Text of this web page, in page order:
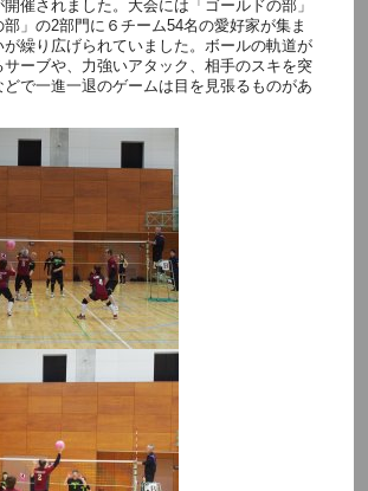
催されました。大会には「ゴールドの部」
」の2部門に６チーム54名の愛好家が集ま
が繰り広げられていました。ボールの軌道が
ーブや、力強いアタック、相手のスキを突
で一進一退のゲームは目を見張るものがあ